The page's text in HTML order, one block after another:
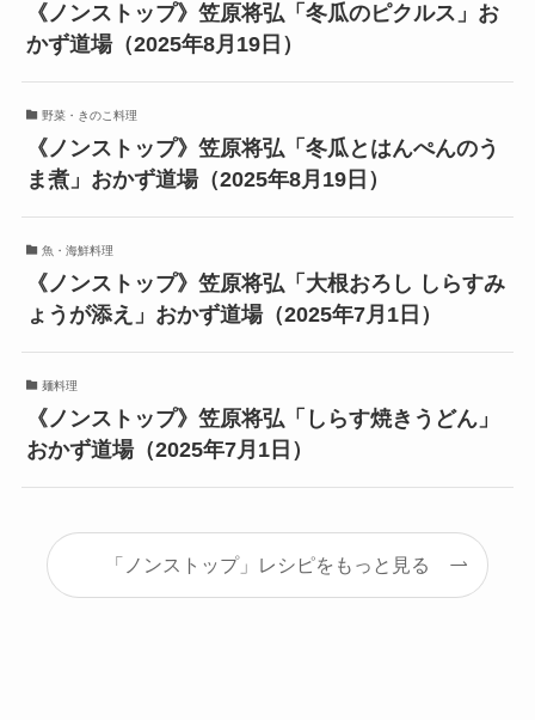
《ノンストップ》笠原将弘「冬瓜のピクルス」お
かず道場（2025年8月19日）
野菜・きのこ料理
《ノンストップ》笠原将弘「冬瓜とはんぺんのう
ま煮」おかず道場（2025年8月19日）
魚・海鮮料理
《ノンストップ》笠原将弘「大根おろし しらすみ
ょうが添え」おかず道場（2025年7月1日）
麺料理
《ノンストップ》笠原将弘「しらす焼きうどん」
おかず道場（2025年7月1日）
「ノンストップ」レシピをもっと見る